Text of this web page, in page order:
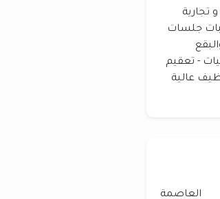
جلسات
- تعقيم
عالية
العاصمة